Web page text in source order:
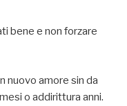
bene e non forzare
nuovo amore sin da
o addirittura anni.